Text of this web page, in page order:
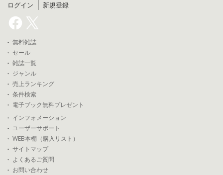
ログイン 新規登録
無料雑誌
セール
雑誌一覧
ジャンル
売上ランキング
条件検索
電子ブック無料プレゼント
インフォメーション
ユーザーサポート
WEB本棚（購入リスト）
サイトマップ
よくあるご質問
お問い合わせ